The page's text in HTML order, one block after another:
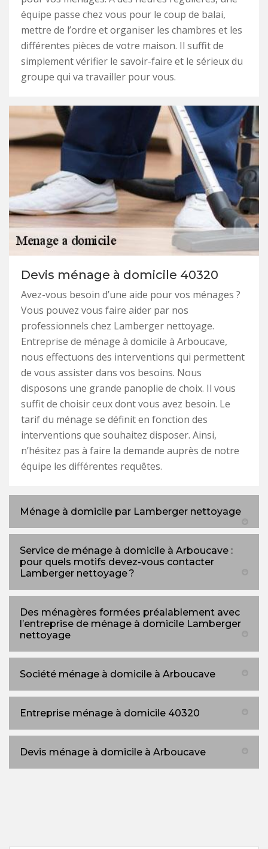
équipe passe chez vous pour le coup de balai,
mettre de l’ordre et organiser les chambres et les
différentes pièces de votre maison. Il suffit de
simplement vérifier le savoir-faire et le sérieux du
groupe qui va travailler pour vous.
Devis ménage à domicile 40320
Avez-vous besoin d’une aide pour vos ménages ?
Vous pouvez vous faire aider par nos
professionnels chez Lamberger nettoyage.
Entreprise de ménage à domicile à Arboucave,
nous effectuons des interventions qui permettent
de vous assister dans vos besoins. Nous
disposons une grande panoplie de choix. Il vous
suffit de choisir ceux dont vous avez besoin. Le
tarif du ménage se définit en fonction des
interventions que souhaitez disposer. Ainsi,
n’hésitez pas à faire la demande auprès de notre
équipe les différentes requêtes.
Ménage à domicile par Lamberger nettoyage
Service de ménage à domicile à Arboucave :
pour quels motifs devez-vous contacter
Lamberger nettoyage ?
Des ménagères formées préalablement avec
l’entreprise de ménage à domicile Lamberger
nettoyage
Société ménage à domicile à Arboucave
Entreprise ménage à domicile 40320
Devis ménage à domicile à Arboucave